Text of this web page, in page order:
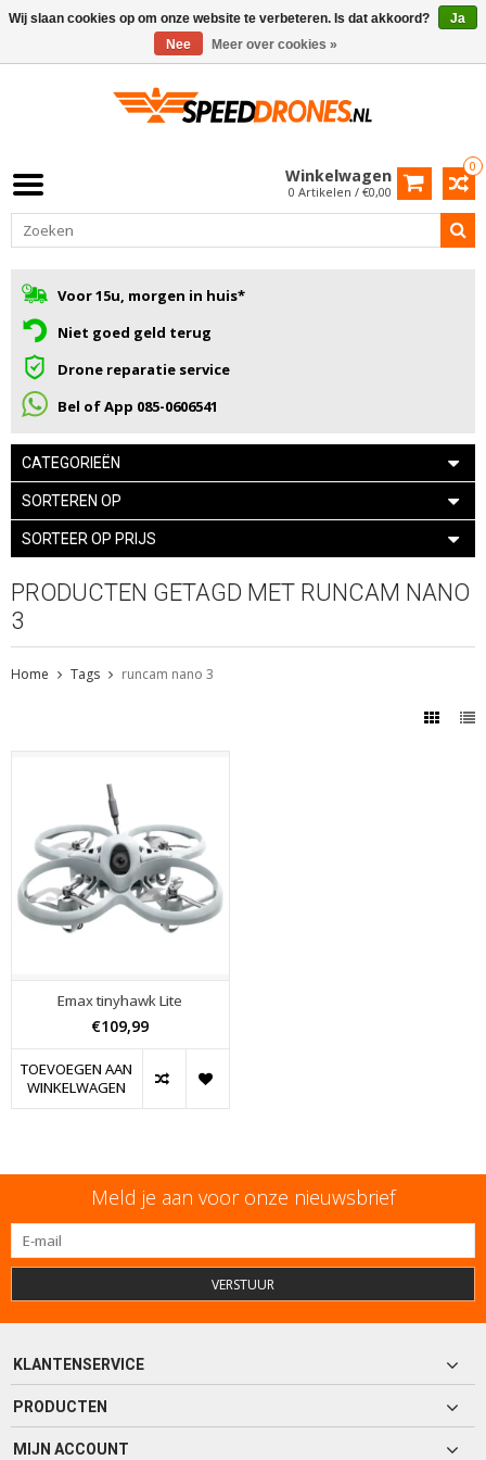
0
Winkelwagen
0 Artikelen / €0,00
Voor 15u, morgen in huis*
Niet goed geld terug
Drone reparatie service
Bel of App 085-0606541
CATEGORIEËN
SORTEREN OP
SORTEER OP PRIJS
PRODUCTEN GETAGD MET RUNCAM NANO
3
Home Tags runcam nano 3
Emax tinyhawk Lite
€109,99
TOEVOEGEN AAN
WINKELWAGEN
Meld je aan voor onze nieuwsbrief
VERSTUUR
KLANTENSERVICE
PRODUCTEN
MIJN ACCOUNT
Wij slaan cookies op om onze website te verbeteren. Is dat akkoord?
Ja
Nee
Meer over cookies »